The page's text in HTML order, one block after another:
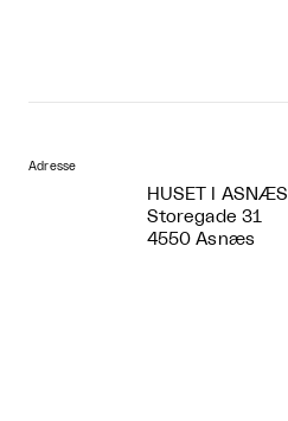
Adresse
HUSET I ASNÆS
Storegade 31
4550 Asnæs